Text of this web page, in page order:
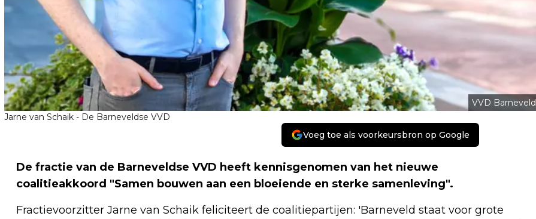
VVD Barneveld
Jarne van Schaik - De Barneveldse VVD
Voeg toe als voorkeursbron op Google
De fractie van de Barneveldse VVD heeft kennisgenomen van het nieuwe
coalitieakkoord "Samen bouwen aan een bloeiende en sterke samenleving".
Fractievoorzitter Jarne van Schaik feliciteert de coalitiepartijen: 'Barneveld staat voor grote